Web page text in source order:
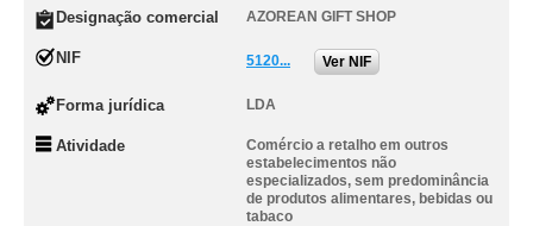
Designação comercial AZOREAN GIFT SHOP
NIF 5120... Ver NIF
Forma jurídica LDA
Atividade
Comércio a retalho em outros
estabelecimentos não
especializados, sem predominância
de produtos alimentares, bebidas ou
tabaco